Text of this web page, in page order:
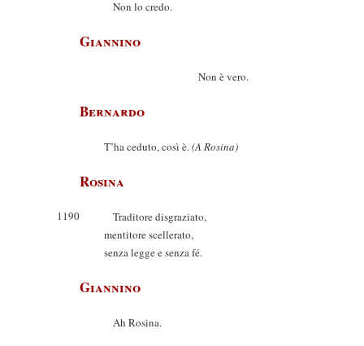
Non lo credo.
Giannino
Non è vero.
Bernardo
T’ha ceduto, così è.(A Rosina)
Rosina
1190
Traditore disgraziato,
mentitore scellerato,
senza legge e senza fé.
Giannino
Ah Rosina.